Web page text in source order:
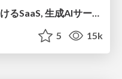
若手法務担当者必見！増え続けるSaaS, 生成AIサービス利用時の法務チェックポイント
5 15k